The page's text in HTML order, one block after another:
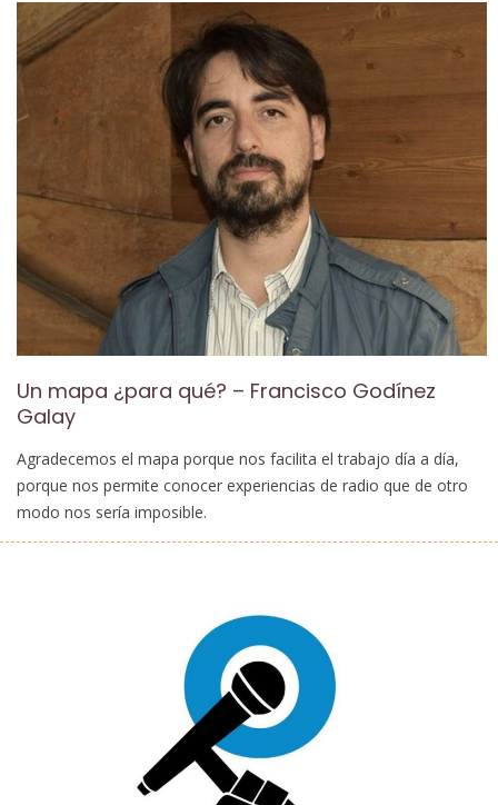
Un mapa ¿para qué? – Francisco Godínez
Galay
Agradecemos el mapa porque nos facilita el trabajo día a día,
porque nos permite conocer experiencias de radio que de otro
modo nos sería imposible.